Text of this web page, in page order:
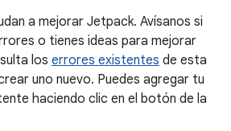
a mejorar Jetpack. Avísanos si
o tienes ideas para mejorar
los errores existentes de esta
uno nuevo. Puedes agregar tu
haciendo clic en el botón de la